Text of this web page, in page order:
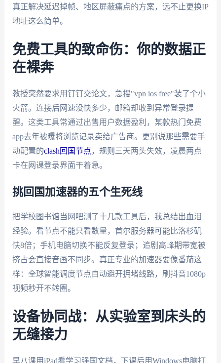
真正解决延迟掉帧、地区屏蔽痛点的方案，远不止更换IP
地址这么简单。
免费工具的致命伤：你的数据正
在裸奔
教授突然要求用钉钉交论文，急搜"vpn ios free"装了个小
火箭。连接后网速没快多少，邮箱却收到异常登录提
醒。这类工具常通过出售用户数据盈利，某款热门免费
app去年被曝将浏览记录卖给广告商。更别说那些需要手
动配置的clash回国节点 ，规则三天两头失效，凌晨两点
卡在网课登录界面干着急。
挑回国加速器的五个生死线
把学校图书馆当网吧测了十几款工具后，我总结出血泪
经验。看节点不能只看数量，首尔服务器可能比洛杉矶
快8倍；手机电脑切换不能反复登录；追剧高峰期带宽被
挤占会直接音画不同步。真正专业的加速器要像番茄这
样：全球智能调度节点自动避开拥堵线路，刷抖音1080p
视频秒开不转圈。
设备协同战：从实验室到床头的
无缝接力
早八课用iPad看学习强国文档，下课后用Windows电脑打